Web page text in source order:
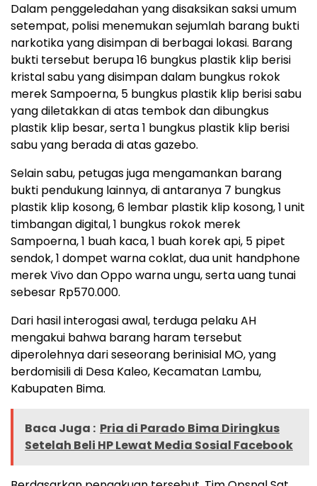
Dalam penggeledahan yang disaksikan saksi umum
setempat, polisi menemukan sejumlah barang bukti
narkotika yang disimpan di berbagai lokasi. Barang
bukti tersebut berupa 16 bungkus plastik klip berisi
kristal sabu yang disimpan dalam bungkus rokok
merek Sampoerna, 5 bungkus plastik klip berisi sabu
yang diletakkan di atas tembok dan dibungkus
plastik klip besar, serta 1 bungkus plastik klip berisi
sabu yang berada di atas gazebo.
Selain sabu, petugas juga mengamankan barang
bukti pendukung lainnya, di antaranya 7 bungkus
plastik klip kosong, 6 lembar plastik klip kosong, 1 unit
timbangan digital, 1 bungkus rokok merek
Sampoerna, 1 buah kaca, 1 buah korek api, 5 pipet
sendok, 1 dompet warna coklat, dua unit handphone
merek Vivo dan Oppo warna ungu, serta uang tunai
sebesar Rp570.000.
Dari hasil interogasi awal, terduga pelaku AH
mengakui bahwa barang haram tersebut
diperolehnya dari seseorang berinisial MO, yang
berdomisili di Desa Kaleo, Kecamatan Lambu,
Kabupaten Bima.
Baca Juga : Pria di Parado Bima Diringkus
Setelah Beli HP Lewat Media Sosial Facebook